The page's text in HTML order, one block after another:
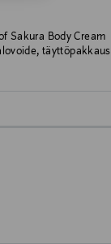
Sakura Body Cream
täyttöpakkaus